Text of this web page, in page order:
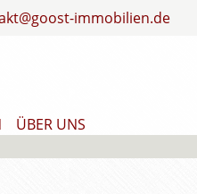
immobilien.de
ÜBER UNS